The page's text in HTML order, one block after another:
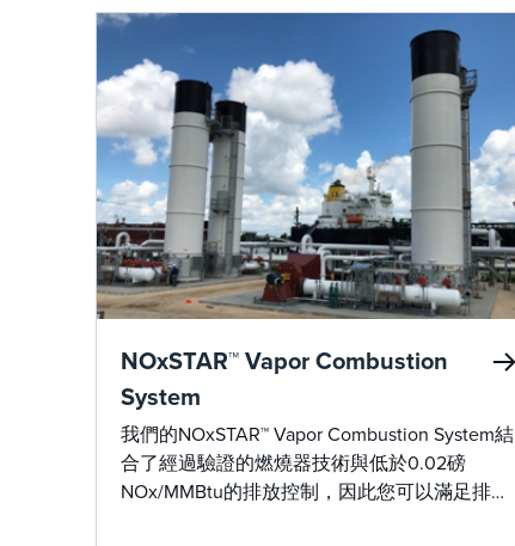
NOxSTAR™ Vapor Combustion
System
我們的NOxSTAR™ Vapor Combustion System結
合了經過驗證的燃燒器技術與低於0.02磅
NOx/MMBtu的排放控制，因此您可以滿足排放